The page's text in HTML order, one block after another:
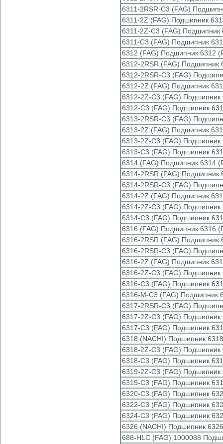
6311-2RSR-C3 (FAG)
6311-2Z (FAG) Подшипник
6311-2Z-C3 (FAG) Подшипник
6311-C3 (FAG) Подшипник
6312 (FAG) Подшипник 6312
6312-2RSR (FAG) Подшипник
6312-2RSR-C3 (FAG)
6312-2Z (FAG) Подшипник
6312-2Z-C3 (FAG) Подшипник
6312-C3 (FAG) Подшипник
6313-2RSR-C3 (FAG)
6313-2Z (FAG) Подшипник
6313-2Z-C3 (FAG) Подшипник
6313-C3 (FAG) Подшипник
6314 (FAG) Подшипник 6314
6314-2RSR (FAG) Подшипник
6314-2RSR-C3 (FAG)
6314-2Z (FAG) Подшипник
6314-2Z-C3 (FAG) Подшипник
6314-C3 (FAG) Подшипник
6316 (FAG) Подшипник 6316
6316-2RSR (FAG) Подшипник
6316-2RSR-C3 (FAG)
6316-2Z (FAG) Подшипник
6316-2Z-C3 (FAG) Подшипник
6316-C3 (FAG) Подшипник
6316-M-C3 (FAG) Подшипник
6317-2RSR-C3 (FAG)
6317-2Z-C3 (FAG) Подшипник
6317-C3 (FAG) Подшипник
6318 (NACHI) Подшипник
6318-2Z-C3 (FAG) Подшипник
6318-C3 (FAG) Подшипник
6319-2Z-C3 (FAG) Подшипник
6319-C3 (FAG) Подшипник
6320-C3 (FAG) Подшипник
6322-C3 (FAG) Подшипник
6324-C3 (FAG) Подшипник
6326 (NACHI) Подшипник
688-HLC (FAG) 1000088